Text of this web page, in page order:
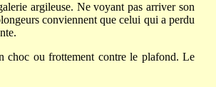
argileuse. Ne voyant pas arriver son
conviennent que celui qui a perdu
choc ou frottement contre le plafond. Le